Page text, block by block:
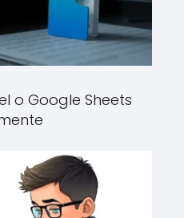
o Google Sheets